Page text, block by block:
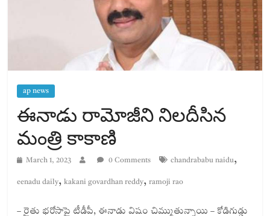
ap news
ఈనాడు రామోజీని నిలదీసిన
మంత్రి కాకాణి
March 1, 2023 0 Comments chandrababu naidu,
eenadu daily,kakani govardhan reddy,ramoji rao
– రైతు భరోసాపై టీడీపీ, ఈనాడు విషం చిమ్ముతున్నాయి – కోడిగుడ్డు